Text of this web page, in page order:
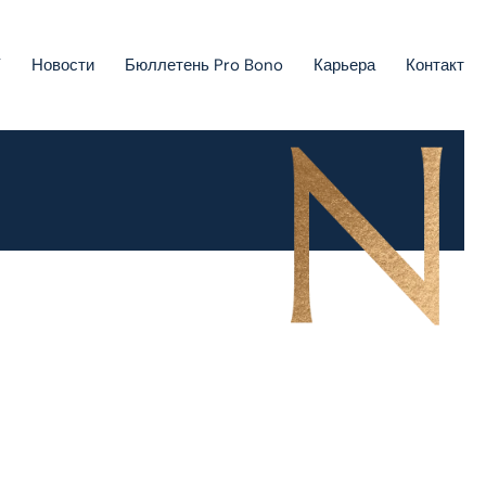
Взыскание задолженностей и конкурсное право
Государственная помощь, инвестиционные стимулы и
проектное финансирование
Новости Бюллетень Pro Bono Карьера Контакт